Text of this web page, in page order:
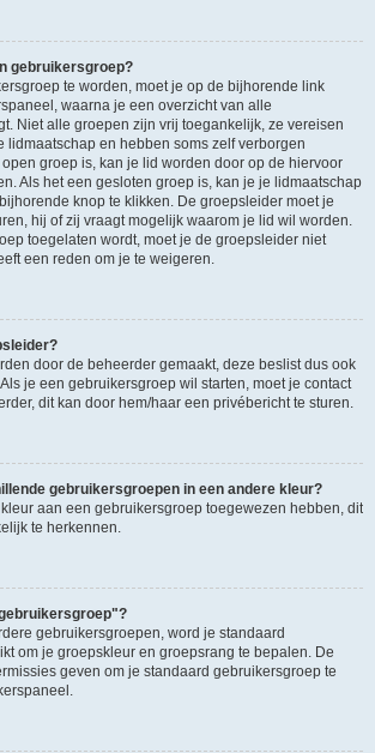
gebruikersgroep?
te worden, moet je op de bijhorende link
waarna je een overzicht van alle
Niet alle groepen zijn vrij toegankelijk, ze vereisen
lidmaatschap en hebben soms zelf verborgen
groep is, kan je lid worden door op de hiervoor
Als het een gesloten groep is, kan je je lidmaatschap
knop te klikken. De groepsleider moet je
hij of zij vraagt mogelijk waarom je lid wil worden.
toegelaten wordt, moet je de groepsleider niet
een reden om je te weigeren.
door de beheerder gemaakt, deze beslist dus ook
je een gebruikersgroep wil starten, moet je contact
dit kan door hem/haar een privébericht te sturen.
gebruikersgroepen in een andere kleur?
aan een gebruikersgroep toegewezen hebben, dit
te herkennen.
gebruikersgroepen, word je standaard
om je groepskleur en groepsrang te bepalen. De
geven om je standaard gebruikersgroep te